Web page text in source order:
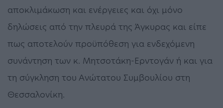
αποκλιμάκωση και ενέργειες και όχι μόνο
δηλώσεις από την πλευρά της Άγκυρας και είπε
πως αποτελούν προϋπόθεση για ενδεχόμενη
συνάντηση των κ. Μητσοτάκη-Ερντογάν ή και για
τη σύγκληση του Ανώτατου Συμβουλίου στη
Θεσσαλονίκη.